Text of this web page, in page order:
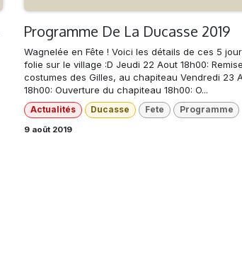
Programme De La Ducasse 2019
Wagnelée en Fête ! Voici les détails de ces 5
folie sur le village :D Jeudi 22 Aout 18h00:
costumes des Gilles, au chapiteau Vendredi 23
18h00: Ouverture du chapiteau 18h00: O...
Actualités Ducasse Fete Programme
9 août 2019